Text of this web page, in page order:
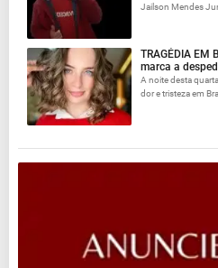
Jailson Mendes
TRAGÉDIA EM
marca a
A noite desta
dor e tristeza em